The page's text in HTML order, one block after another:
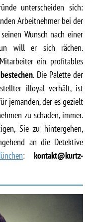
unterscheiden sich:
Arbeitnehmer bei der
Wunsch nach einer
will er sich rächen.
ein profitables
bestechen. Die Palette der
illoyal verhält, ist
jemanden, der es gezielt
zu schaden, immer.
Sie zu hintergehen,
an die Detektive
: kontakt@kurtz-